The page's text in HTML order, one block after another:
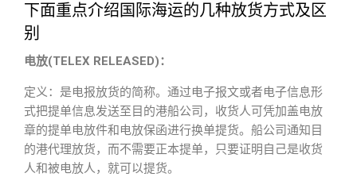
下面重点介绍国际海运的几种放货方式及区
别
电放(TELEX RELEASED)：
定义：是电报放货的简称。通过电子报文或者电子信息形
式把提单信息发送至目的港船公司，收货人可凭加盖电放
章的提单电放件和电放保函进行换单提货。船公司通知目
的港代理放货，而不需要正本提单，只要证明自己是收货
人和被电放人，就可以提货。